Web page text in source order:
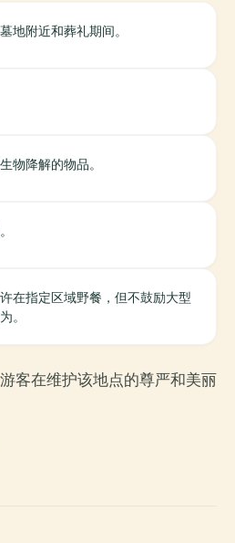
地附近和葬礼期间。
物降解的物品。
在指定区域野餐，但不鼓励大型
。
客在维护该地点的尊严和美丽